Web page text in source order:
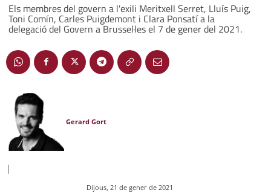
Els membres del govern a l'exili Meritxell Serret, Lluís Puig,
Toni Comín, Carles Puigdemont i Clara Ponsatí a la
delegació del Govern a Brussel·les el 7 de gener del 2021.
Gerard Gort
|
Dijous, 21 de gener de 2021